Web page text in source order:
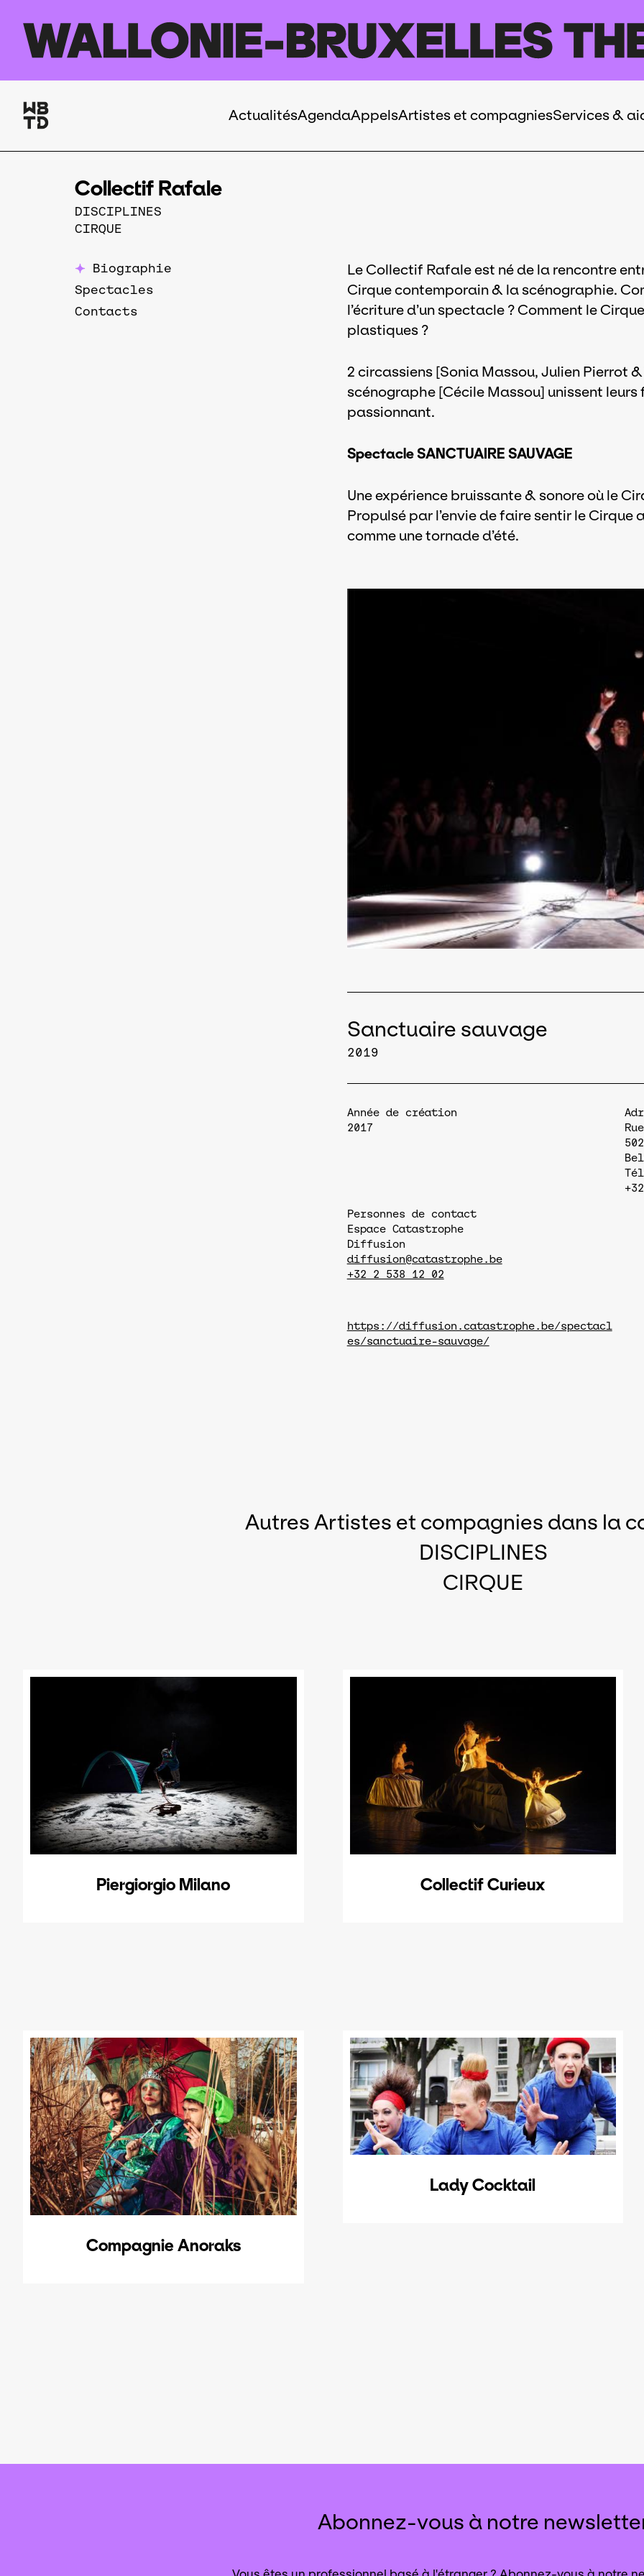
Navigation
ActualitésAgendaAppelsArtistes et compagniesServices &
Collectif Rafale
DISCIPLINES
CIRQUE
Biographie
Spectacles
Contacts
Le Collectif Rafale est né de la rencontre
Cirque contemporain & la scénographie.
l’écriture d’un spectacle ? Comment le
plastiques ?
2 circassiens [Sonia Massou, Julien Pierrot
scénographe [Cécile Massou] unissent
passionnant.
Spectacle SANCTUAIRE SAUVAGE
Une expérience bruissante & sonore où le
Propulsé par l’envie de faire sentir le
comme une tornade d’été.
Sanctuaire sauvage
2019
Année de création
2017
Personnes de contact
Espace Catastrophe
Diffusion
diffusion@catastrophe.be
+32 2 538 12 02
https://diffusion.catastrophe.be/spectacl
es/sanctuaire-sauvage/
Autres Artistes et compagnies dans la
DISCIPLINES
CIRQUE
Piergiorgio Milano Collectif Curieux
Compagnie Anoraks
Lady Cocktail
Abonnez-vous à notre